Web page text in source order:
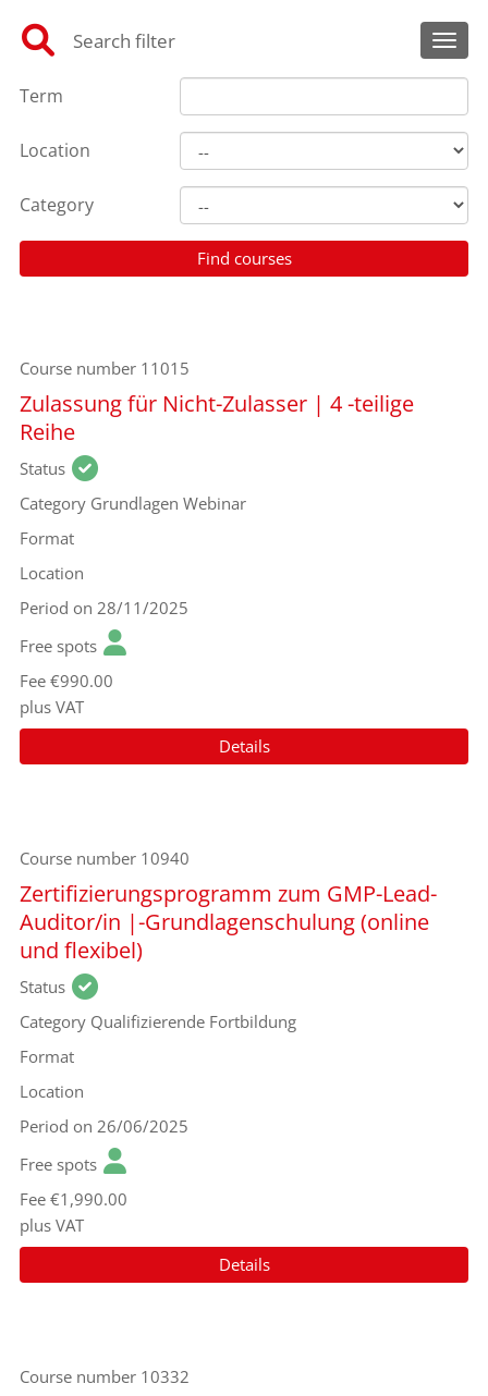
Search filter
Term
Location
Category
Course number 11015
Zulassung für Nicht-Zulasser | 4 -teilige
Reihe
Status
Category Grundlagen Webinar
Format
Location
Period on 28/11/2025
Free spots
Fee €990.00
plus VAT
Details
Course number 10940
Zertifizierungsprogramm zum GMP-Lead-
Auditor/in |-Grundlagenschulung (online
und flexibel)
Status
Category Qualifizierende Fortbildung
Format
Location
Period on 26/06/2025
Free spots
Fee €1,990.00
plus VAT
Details
Course number 10332